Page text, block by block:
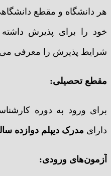
هر دانشگاه و مقطع
خود را برای پذیرش
شرایط پذیرش را معرفی
مقطع تحصیلی:
برای ورود به دوره
دارای مدرک دیپلم دوازده
آزمون‌های ورودی: